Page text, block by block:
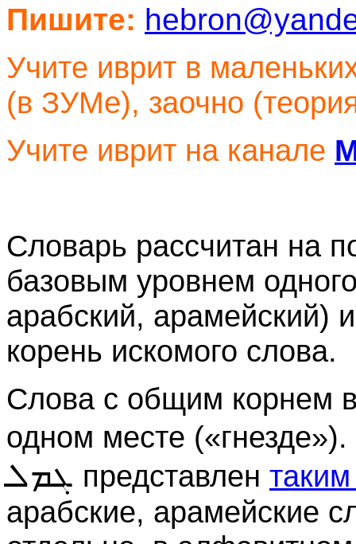
Пишите:
Учите иврит в
(в ЗУМе), заочно
Учите иврит на канале
Словарь рассчитан на
базовым уровнем
арабский, арамейский)
корень искомого слова.
Слова с общим корнем
одном месте
ܓܡܠ представлен
арабские, арамейские